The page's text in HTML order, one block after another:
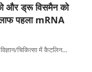
और ड्रू विसमैन को
पहला mRNA
चिकित्सा में कैटलिन…